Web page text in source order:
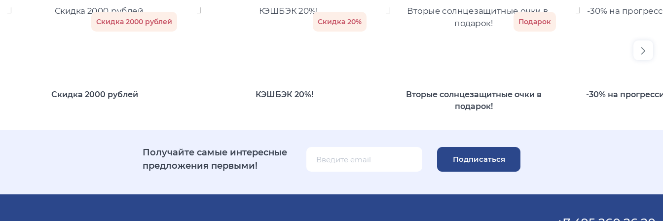
Скидка 2000 рублей
Скидка 2000 рублей
Скидка 20%
КЭШБЭК 20%!
Подарок
Вторые солнцезащитные очки в
подарок!
-30% на
Получайте самые интересные
предложения первыми!
Подписаться